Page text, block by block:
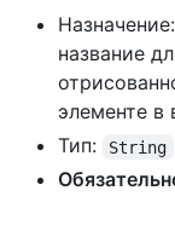
название
элементе в
Тип:
String